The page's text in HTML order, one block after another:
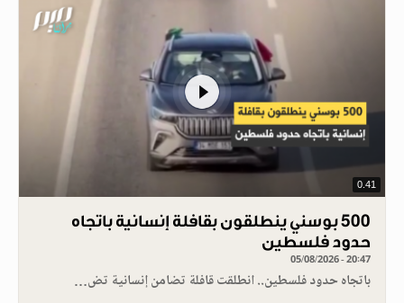
0.41
500 بوسني ينطلقون بقافلة إنسانية باتجاه
حدود فلسطين
05/08/2026 - 20:47
باتجاه حدود فلسطين.. انطلقت قافلة تضامن إنسانية تض…